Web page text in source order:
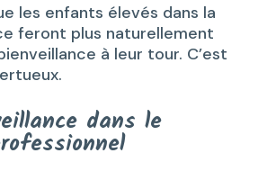
les enfants élevés dans la
feront plus naturellement
à leur tour. C’est
dans le